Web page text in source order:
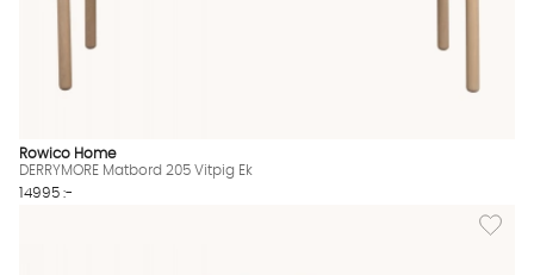
Rowico Home
DERRYMORE Matbord 205 Vitpig Ek
14995 :-
Lägg